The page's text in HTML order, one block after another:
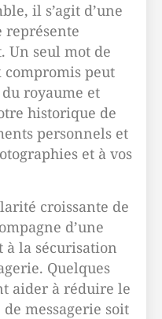
il s’agit d’une
représente
Un seul mot de
compromis peut
royaume et
historique de
personnels et
et à vos
croissante de
d’une
la sécurisation
Quelques
aider à réduire le
messagerie soit